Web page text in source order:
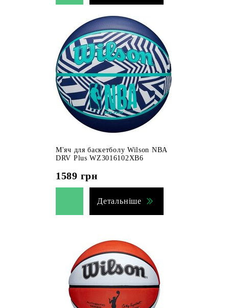
М'яч для баскетболу Wilson NBA
DRV Plus WZ3016102XB6
1589 грн
Детальніше